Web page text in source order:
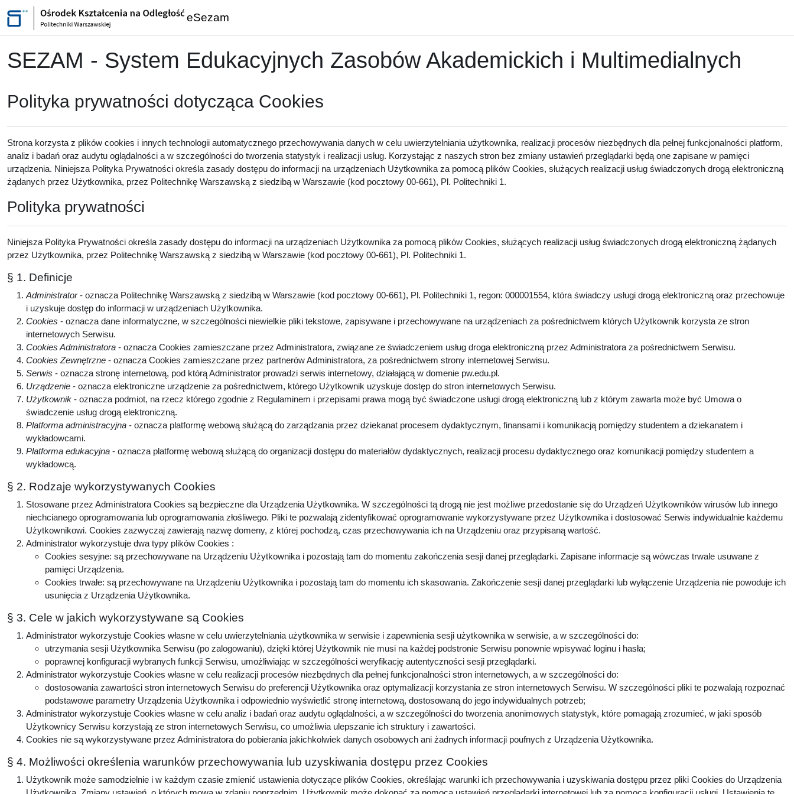
Przejdź do głównej zawartości
eSezam
SEZAM - System Edukacyjnych Zasobów Akademickich i Multimedialnych
Polityka prywatności dotycząca Cookies
Strona korzysta z plików cookies i innych technologii automatycznego przechowywania danych w celu uwierzytelniania użytkownika, realizacji procesów niezbędnych dla pełnej funkcjonalności platform,
analiz i badań oraz audytu oglądalności a w szczególności do tworzenia statystyk i realizacji usług. Korzystając z naszych stron bez zmiany ustawień przeglądarki będą one zapisane w pamięci
urządzenia. Niniejsza Polityka Prywatności określa zasady dostępu do informacji na urządzeniach Użytkownika za pomocą plików Cookies, służących realizacji usług świadczonych drogą elektroniczną
żądanych przez Użytkownika, przez Politechnikę Warszawską z siedzibą w Warszawie (kod pocztowy 00-661), Pl. Politechniki 1.
Polityka prywatności
Niniejsza Polityka Prywatności określa zasady dostępu do informacji na urządzeniach Użytkownika za pomocą plików Cookies, służących realizacji usług świadczonych drogą elektroniczną żądanych
przez Użytkownika, przez Politechnikę Warszawską z siedzibą w Warszawie (kod pocztowy 00-661), Pl. Politechniki 1.
§ 1. Definicje
Administrator- oznacza Politechnikę Warszawską z siedzibą w Warszawie (kod pocztowy 00-661), Pl. Politechniki 1, regon: 000001554, która świadczy usługi drogą elektroniczną oraz przechowuje
i uzyskuje dostęp do informacji w urządzeniach Użytkownika.
Cookies - oznacza dane informatyczne, w szczególności niewielkie pliki tekstowe, zapisywane i przechowywane na urządzeniach za pośrednictwem których Użytkownik korzysta ze stron
internetowych Serwisu.
Cookies Administratora - oznacza Cookies zamieszczane przez Administratora, związane ze świadczeniem usług droga elektroniczną przez Administratora za pośrednictwem Serwisu.
Cookies Zewnętrzne - oznacza Cookies zamieszczane przez partnerów Administratora, za pośrednictwem strony internetowej Serwisu.
Serwis - oznacza stronę internetową, pod którą Administrator prowadzi serwis internetowy, działającą w domenie pw.edu.pl.
Urządzenie - oznacza elektroniczne urządzenie za pośrednictwem, którego Użytkownik uzyskuje dostęp do stron internetowych Serwisu.
Użytkownik - oznacza podmiot, na rzecz którego zgodnie z Regulaminem i przepisami prawa mogą być świadczone usługi drogą elektroniczną lub z którym zawarta może być Umowa o
świadczenie usług drogą elektroniczną.
Platforma administracyjna - oznacza platformę webową służącą do zarządzania przez dziekanat procesem dydaktycznym, finansami i komunikacją pomiędzy studentem a dziekanatem i
wykładowcami.
Platforma edukacyjna - oznacza platformę webową służącą do organizacji dostępu do materiałów dydaktycznych, realizacji procesu dydaktycznego oraz komunikacji pomiędzy studentem a
wykładowcą.
§ 2. Rodzaje wykorzystywanych Cookies
Stosowane przez Administratora Cookies są bezpieczne dla Urządzenia Użytkownika. W szczególności tą drogą nie jest możliwe przedostanie się do Urządzeń Użytkowników wirusów lub innego
niechcianego oprogramowania lub oprogramowania złośliwego. Pliki te pozwalają zidentyfikować oprogramowanie wykorzystywane przez Użytkownika i dostosować Serwis indywidualnie każdemu
Użytkownikowi. Cookies zazwyczaj zawierają nazwę domeny, z której pochodzą, czas przechowywania ich na Urządzeniu oraz przypisaną wartość.
Administrator wykorzystuje dwa typy plików Cookies :
Cookies sesyjne: są przechowywane na Urządzeniu Użytkownika i pozostają tam do momentu zakończenia sesji danej przeglądarki. Zapisane informacje są wówczas trwale usuwane z
pamięci Urządzenia.
Cookies trwałe: są przechowywane na Urządzeniu Użytkownika i pozostają tam do momentu ich skasowania. Zakończenie sesji danej przeglądarki lub wyłączenie Urządzenia nie powoduje ich
usunięcia z Urządzenia Użytkownika.
§ 3. Cele w jakich wykorzystywane są Cookies
Administrator wykorzystuje Cookies własne w celu uwierzytelniania użytkownika w serwisie i zapewnienia sesji użytkownika w serwisie, a w szczególności do:
utrzymania sesji Użytkownika Serwisu (po zalogowaniu), dzięki której Użytkownik nie musi na każdej podstronie Serwisu ponownie wpisywać loginu i hasła;
poprawnej konfiguracji wybranych funkcji Serwisu, umożliwiając w szczególności weryfikację autentyczności sesji przeglądarki.
Administrator wykorzystuje Cookies własne w celu realizacji procesów niezbędnych dla pełnej funkcjonalności stron internetowych, a w szczególności do:
dostosowania zawartości stron internetowych Serwisu do preferencji Użytkownika oraz optymalizacji korzystania ze stron internetowych Serwisu. W szczególności pliki te pozwalają rozpoznać
podstawowe parametry Urządzenia Użytkownika i odpowiednio wyświetlić stronę internetową, dostosowaną do jego indywidualnych potrzeb;
Administrator wykorzystuje Cookies własne w celu analiz i badań oraz audytu oglądalności, a w szczególności do tworzenia anonimowych statystyk, które pomagają zrozumieć, w jaki sposób
Użytkownicy Serwisu korzystają ze stron internetowych Serwisu, co umożliwia ulepszanie ich struktury i zawartości.
Cookies nie są wykorzystywane przez Administratora do pobierania jakichkolwiek danych osobowych ani żadnych informacji poufnych z Urządzenia Użytkownika.
§ 4. Możliwości określenia warunków przechowywania lub uzyskiwania dostępu przez Cookies
Użytkownik może samodzielnie i w każdym czasie zmienić ustawienia dotyczące plików Cookies, określając warunki ich przechowywania i uzyskiwania dostępu przez pliki Cookies do Urządzenia